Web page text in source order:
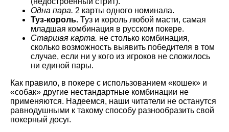
Одна пара. 2 карты одного номинала.
Туз-король. Туз и король любой масти, самая
младшая комбинация в русском покере.
Старшая карта. не столько комбинация,
сколько возможность выявить победителя в том
случае, если ни у кого из игроков не сложилось
ни единой пары.
Как правило, в покере с использованием «кошек» и
«собак» другие нестандартные комбинации не
применяются. Надеемся, наши читатели не останутся
равнодушными к такому способу разнообразить свой
покерный досуг.